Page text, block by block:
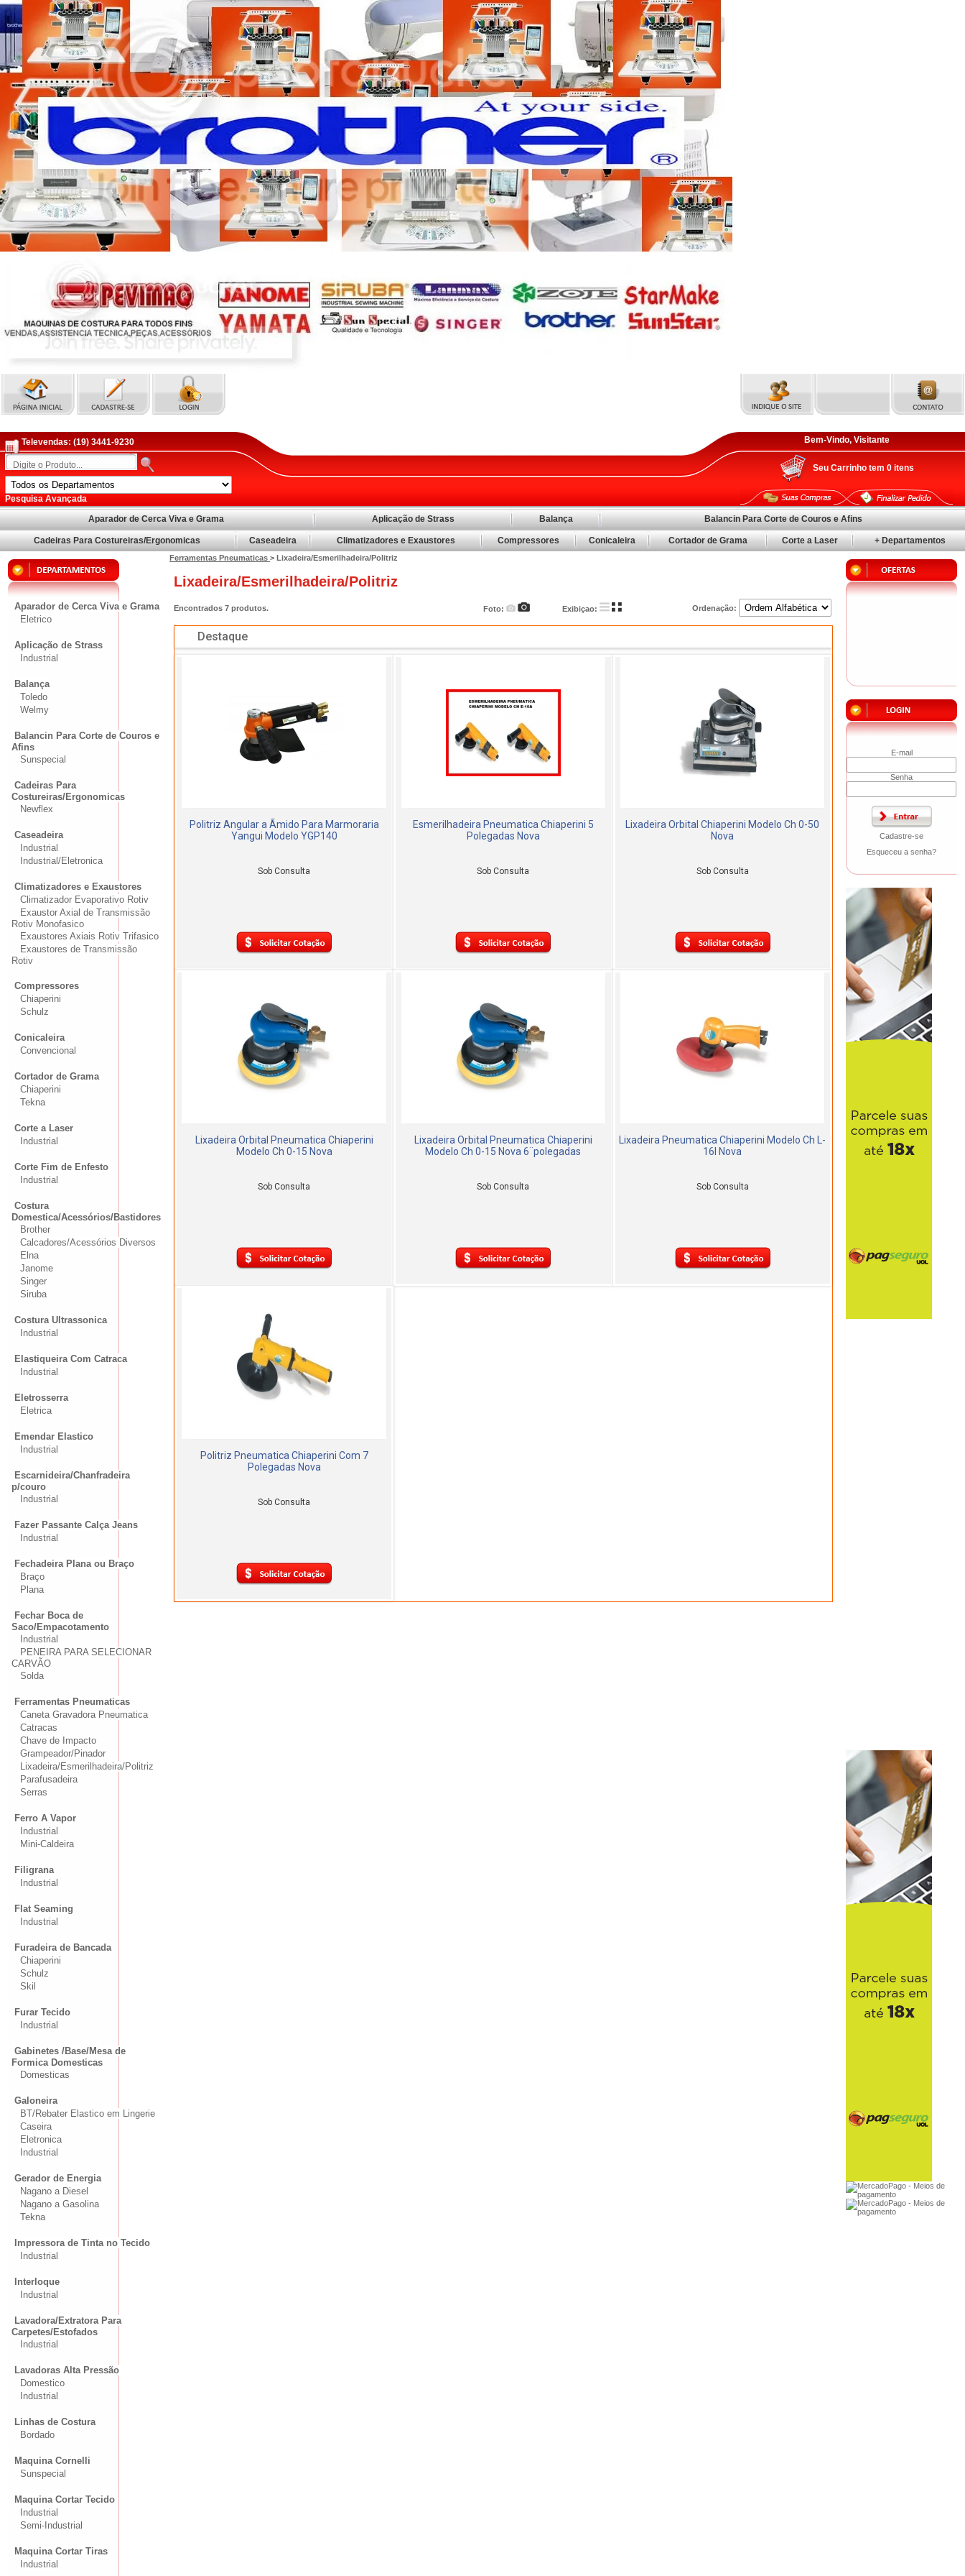
Televendas: (19) 3441-9230
Pesquisa Avançada
Bem-Vindo, Visitante
Seu Carrinho tem 0itens
Aparador de Cerca Viva e Grama Aplicação de Strass Balança Balancin Para Corte de Couros e Afins
Cadeiras Para Costureiras/Ergonomicas Caseadeira Climatizadores e Exaustores Compressores Conicaleira Cortador de Grama Corte a Laser + Departamentos
Aparador de Cerca Viva e Grama
Eletrico
Aplicação de Strass
Industrial
Balança
Toledo
Welmy
Balancin Para Corte de Couros e
Afins
Sunspecial
Cadeiras Para
Costureiras/Ergonomicas
Newflex
Caseadeira
Industrial
Industrial/Eletronica
Climatizadores e Exaustores
Climatizador Evaporativo Rotiv
Exaustor Axial de Transmissão
Rotiv Monofasico
Exaustores Axiais Rotiv Trifasico
Exaustores de Transmissão
Rotiv
Compressores
Chiaperini
Schulz
Conicaleira
Convencional
Cortador de Grama
Chiaperini
Tekna
Corte a Laser
Industrial
Corte Fim de Enfesto
Industrial
Costura
Domestica/Acessórios/Bastidores
Brother
Calcadores/Acessórios Diversos
Elna
Janome
Singer
Siruba
Costura Ultrassonica
Industrial
Elastiqueira Com Catraca
Industrial
Eletrosserra
Eletrica
Emendar Elastico
Industrial
Escarnideira/Chanfradeira
p/couro
Industrial
Fazer Passante Calça Jeans
Industrial
Fechadeira Plana ou Braço
Braço
Plana
Fechar Boca de
Saco/Empacotamento
Industrial
PENEIRA PARA SELECIONAR
CARVÃO
Solda
Ferramentas Pneumaticas
Caneta Gravadora Pneumatica
Catracas
Chave de Impacto
Grampeador/Pinador
Lixadeira/Esmerilhadeira/Politriz
Parafusadeira
Serras
Ferro A Vapor
Industrial
Mini-Caldeira
Filigrana
Industrial
Flat Seaming
Industrial
Furadeira de Bancada
Chiaperini
Schulz
Skil
Furar Tecido
Industrial
Gabinetes /Base/Mesa de
Formica Domesticas
Domesticas
Galoneira
BT/Rebater Elastico em Lingerie
Caseira
Eletronica
Industrial
Gerador de Energia
Nagano a Diesel
Nagano a Gasolina
Tekna
Impressora de Tinta no Tecido
Industrial
Interloque
Industrial
Lavadora/Extratora Para
Carpetes/Estofados
Industrial
Lavadoras Alta Pressão
Domestico
Industrial
Linhas de Costura
Bordado
Maquina Cornelli
Sunspecial
Maquina Cortar Tecido
Industrial
Semi-Industrial
Maquina Cortar Tiras
Industrial
Ferramentas Pneumaticas > Lixadeira/Esmerilhadeira/Politriz
Lixadeira/Esmerilhadeira/Politriz
Encontrados 7 produtos. Foto: Exibiçao: Ordenação:
Destaque
Politriz Angular a Ãmido Para Marmoraria
Yangui Modelo YGP140
Sob Consulta
Esmerilhadeira Pneumatica Chiaperini 5
Polegadas Nova
Sob Consulta
Lixadeira Orbital Chiaperini Modelo Ch 0-50
Nova
Sob Consulta
Lixadeira Orbital Pneumatica Chiaperini
Modelo Ch 0-15 Nova
Sob Consulta
Lixadeira Orbital Pneumatica Chiaperini
Modelo Ch 0-15 Nova 6¨polegadas
Sob Consulta
Lixadeira Pneumatica Chiaperini Modelo Ch L-
16l Nova
Sob Consulta
Politriz Pneumatica Chiaperini Com 7
Polegadas Nova
Sob Consulta
E-mail
Senha
Cadastre-se
Esqueceu a senha?